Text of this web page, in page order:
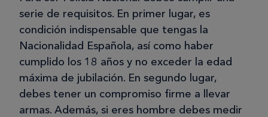
serie de requisitos. En primer lugar, es
condición indispensable que tengas la
Nacionalidad Española, así como haber
cumplido los 18 años y no exceder la edad
máxima de jubilación. En segundo lugar,
debes tener un compromiso firme a llevar
armas. Además, si eres hombre debes medir